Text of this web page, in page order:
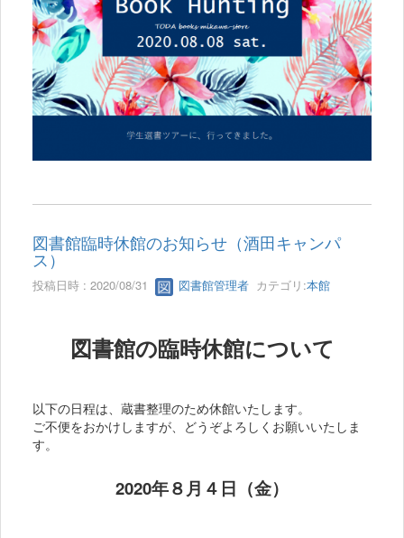
図書館臨時休館のお知らせ（酒田キャンパ
ス）
投稿日時 : 2020/08/31 図書館管理者 カテゴリ:本館
図書館の臨時休館について
以下の日程は、蔵書整理のため休館いたします。
ご不便をおかけしますが、どうぞよろしくお願いいたしま
す。
2020年８月４日（金）